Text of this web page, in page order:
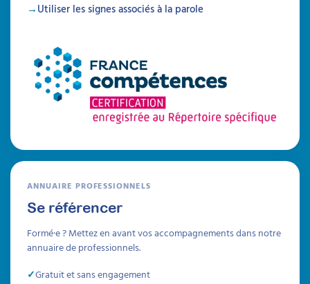
Quelles sont les spécificités
du programme Barkley en
psychomotricité ?
Comment se comporter face à des enfants
TDAH qui sont dans l'opposition ? Face à ces
se retrouvent bien souvent démunis. Le
programme Barkley leur offre les clés
retrouver un bien-être familial. Mais comment
l'intégrer dans votre cabinet de
psychomotricité ? Voici quelques réponses !
Articles
Utiliser les signes associés à la parole
ANNUAIRE PROFESSIONNELS
Se référencer
Formé·e ? Mettez en avant vos accompagnements dans notre
annuaire de professionnels.
Gratuit et sans engagement